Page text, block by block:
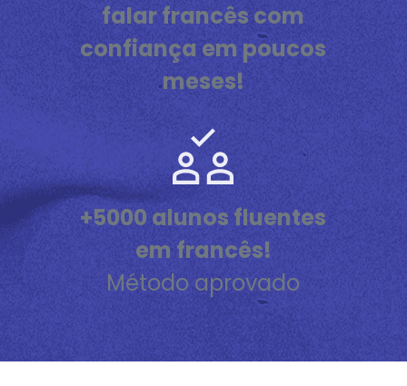
falar francês com
confiança em poucos
meses!
+5000 alunos fluentes
em francês!
Método aprovado